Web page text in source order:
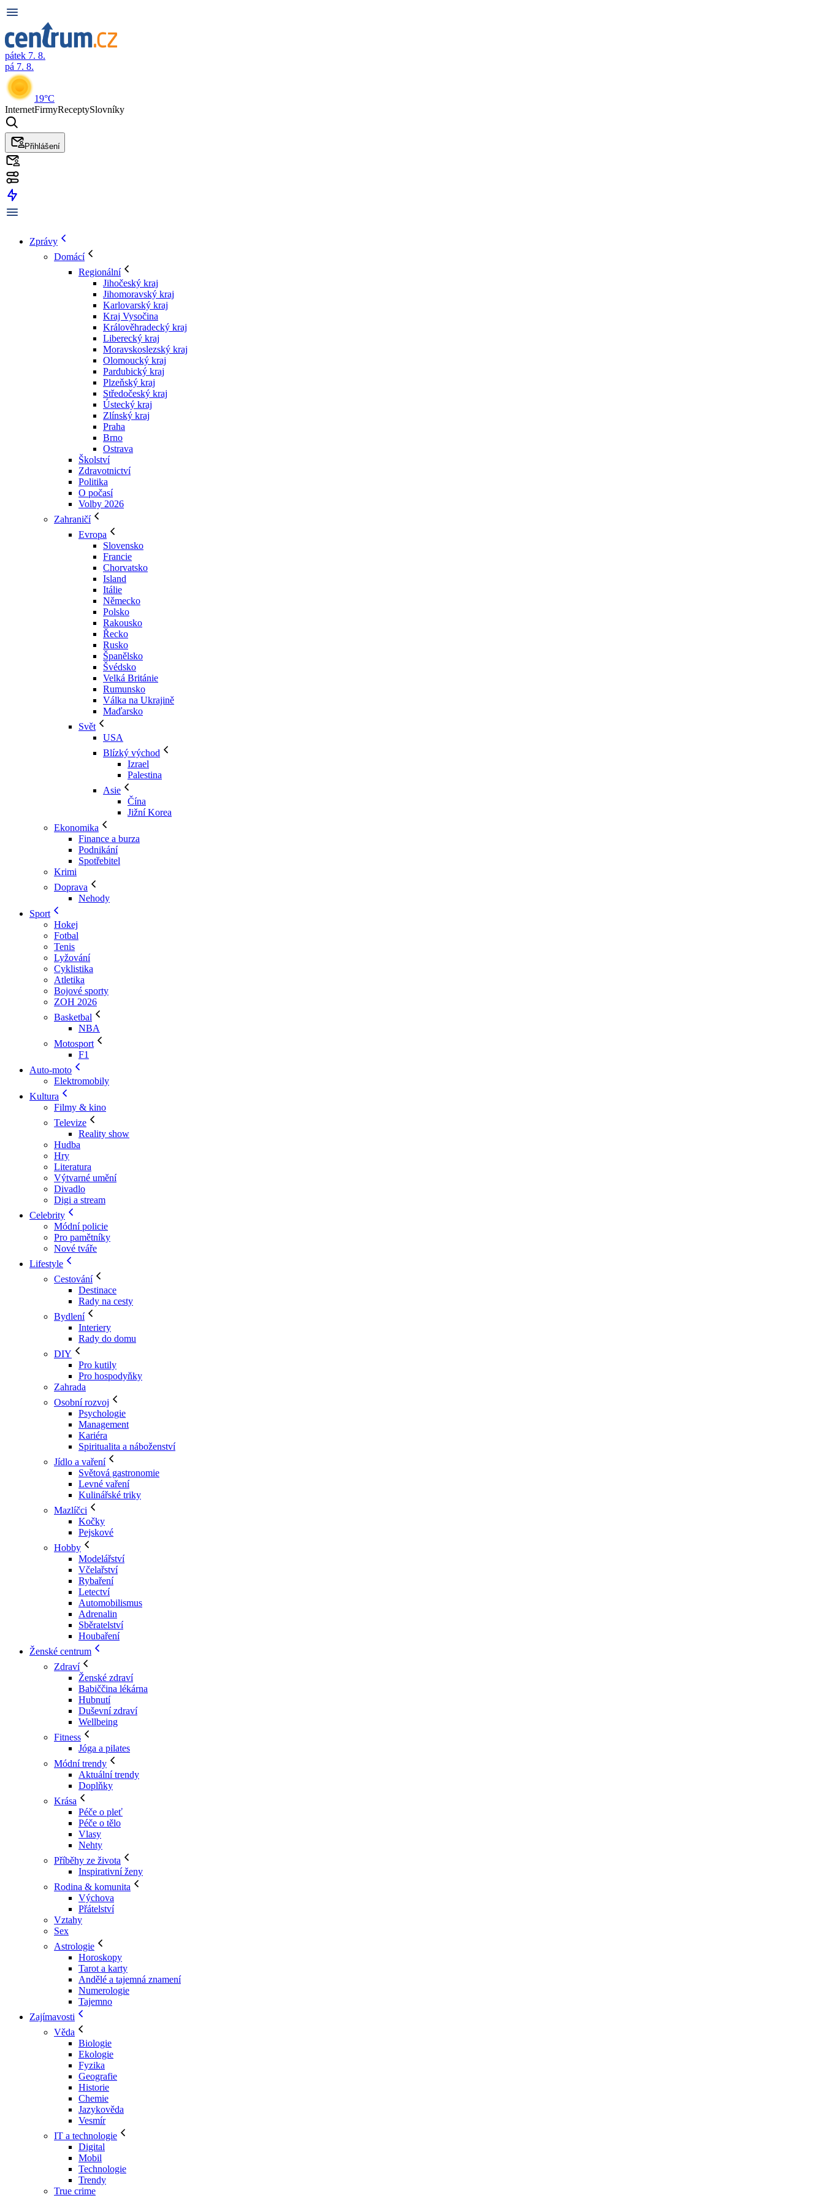
pátek 7. 8.
pá 7. 8.
19°C
InternetFirmyReceptySlovníky
Přihlášení
Zprávy
Domácí
Regionální
Jihočeský kraj
Jihomoravský kraj
Karlovarský kraj
Kraj Vysočina
Králověhradecký kraj
Liberecký kraj
Moravskoslezský kraj
Olomoucký kraj
Pardubický kraj
Plzeňský kraj
Středočeský kraj
Ústecký kraj
Zlínský kraj
Praha
Brno
Ostrava
Školství
Zdravotnictví
Politika
O počasí
Volby 2026
Zahraničí
Evropa
Slovensko
Francie
Chorvatsko
Island
Itálie
Německo
Polsko
Rakousko
Řecko
Rusko
Španělsko
Švédsko
Velká Británie
Rumunsko
Válka na Ukrajině
Maďarsko
Svět
USA
Blízký východ
Izrael
Palestina
Asie
Čína
Jižní Korea
Ekonomika
Finance a burza
Podnikání
Spotřebitel
Krimi
Doprava
Nehody
Sport
Hokej
Fotbal
Tenis
Lyžování
Cyklistika
Atletika
Bojové sporty
ZOH 2026
Basketbal
NBA
Motosport
F1
Auto-moto
Elektromobily
Kultura
Filmy & kino
Televize
Reality show
Hudba
Hry
Literatura
Výtvarné umění
Divadlo
Digi a stream
Celebrity
Módní policie
Pro pamětníky
Nové tváře
Lifestyle
Cestování
Destinace
Rady na cesty
Bydlení
Interiery
Rady do domu
DIY
Pro kutily
Pro hospodyňky
Zahrada
Osobní rozvoj
Psychologie
Management
Kariéra
Spiritualita a náboženství
Jídlo a vaření
Světová gastronomie
Levné vaření
Kulinářské triky
Mazlíčci
Kočky
Pejskové
Hobby
Modelářství
Včelařství
Rybaření
Letectví
Automobilismus
Adrenalin
Sběratelství
Houbaření
Ženské centrum
Zdraví
Ženské zdraví
Babiččina lékárna
Hubnutí
Duševní zdraví
Wellbeing
Fitness
Jóga a pilates
Módní trendy
Aktuální trendy
Doplňky
Krása
Péče o pleť
Péče o tělo
Vlasy
Nehty
Příběhy ze života
Inspirativní ženy
Rodina & komunita
Výchova
Přátelství
Vztahy
Sex
Astrologie
Horoskopy
Tarot a karty
Andělé a tajemná znamení
Numerologie
Tajemno
Zajímavosti
Věda
Biologie
Ekologie
Fyzika
Geografie
Historie
Chemie
Jazykověda
Vesmír
IT a technologie
Digital
Mobil
Technologie
Trendy
True crime